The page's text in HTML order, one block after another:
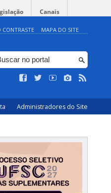
Canais
CONTRASTE MAPA DO SITE
Administradores do Site